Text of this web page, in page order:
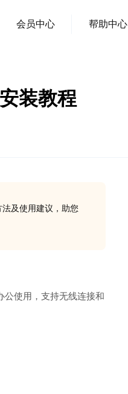
会员中心 帮助中心
装教程
法及使用建议，助您
公使用，支持无线连接和